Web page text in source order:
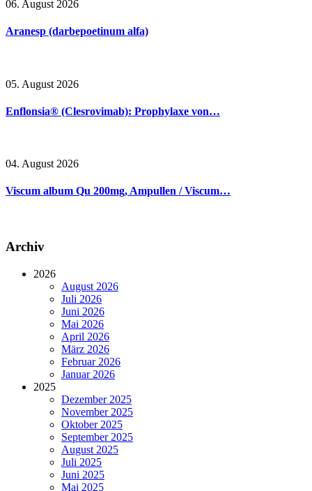
06. August 2026
Aranesp (darbepoetinum alfa)
05. August 2026
Enflonsia® (Clesrovimab): Prophylaxe von…
04. August 2026
Viscum album Qu 200mg, Ampullen / Viscum…
Archiv
2026
August 2026
Juli 2026
Juni 2026
Mai 2026
April 2026
März 2026
Februar 2026
Januar 2026
2025
Dezember 2025
November 2025
Oktober 2025
September 2025
August 2025
Juli 2025
Juni 2025
Mai 2025